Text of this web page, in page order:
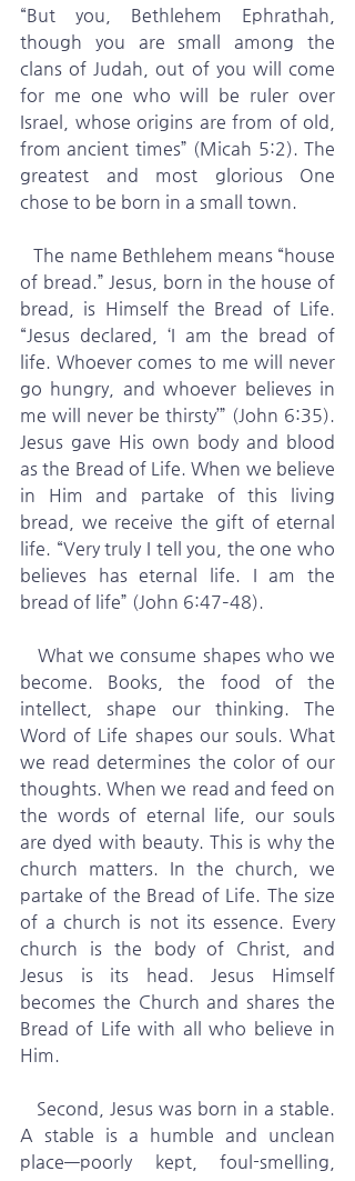
“But you, Bethlehem Ephrathah,
though you are small among the
clans of Judah, out of you will come
for me one who will be ruler over
Israel, whose origins are from of old,
from ancient times” (Micah 5:2). The
greatest and most glorious One
chose to be born in a small town.
   The name Bethlehem means “house
of bread.” Jesus, born in the house of
bread, is Himself the Bread of Life.
“Jesus declared, ‘I am the bread of
life. Whoever comes to me will never
go hungry, and whoever believes in
me will never be thirsty’” (John 6:35).
Jesus gave His own body and blood
as the Bread of Life. When we believe
in Him and partake of this living
bread, we receive the gift of eternal
life. “Very truly I tell you, the one who
believes has eternal life. I am the
bread of life” (John 6:47–48).
become. Books, the food of the
intellect, shape our thinking. The
Word of Life shapes our souls. What
we read determines the color of our
thoughts. When we read and feed on
the words of eternal life, our souls
are dyed with beauty. This is why the
church matters. In the church, we
partake of the Bread of Life. The size
of a church is not its essence. Every
church is the body of Christ, and
Jesus is its head. Jesus Himself
becomes the Church and shares the
Bread of Life with all who believe in
Him.
A stable is a humble and unclean
place—poorly kept, foul-smelling,